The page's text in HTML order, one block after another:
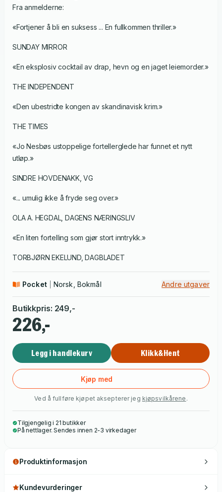
Fra anmelderne:
«Fortjener å bli en suksess ... En fullkommen thriller.»
SUNDAY MIRROR
«En eksplosiv cocktail av drap, hevn og en jaget leiemorder.»
THE INDEPENDENT
«Den ubestridte kongen av skandinavisk krim.»
THE TIMES
«Jo Nesbøs ustoppelige fortellerglede har funnet et nytt
utløp.»
SINDRE HOVDENAKK, VG
«... umulig ikke å fryde seg over.»
OLA A. HEGDAL, DAGENS NÆRINGSLIV
«En liten fortelling som gjør stort inntrykk.»
TORBJØRN EKELUND, DAGBLADET
Pocket Norsk, Bokmål Andre utgaver
Butikkpris: 249,-
226,-
Legg i handlekurv Klikk&Hent
Kjøp med
Ved å fullføre kjøpet aksepterer jeg kjøpsvilkårene .
Tilgjengelig i 21 butikker
På nettlager. Sendes innen 2-3 virkedager
Produktinformasjon
Kundevurderinger